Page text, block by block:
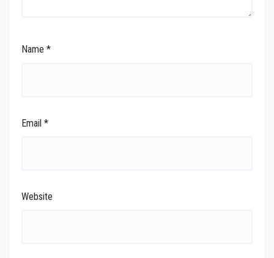
Name *
Email *
Website